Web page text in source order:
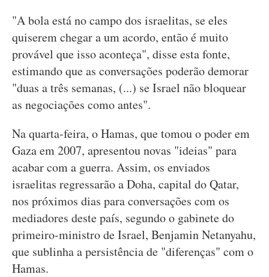
"A bola está no campo dos israelitas, se eles
quiserem chegar a um acordo, então é muito
provável que isso aconteça", disse esta fonte,
estimando que as conversações poderão demorar
"duas a três semanas, (...) se Israel não bloquear
as negociações como antes".
Na quarta-feira, o Hamas, que tomou o poder em
Gaza em 2007, apresentou novas "ideias" para
acabar com a guerra. Assim, os enviados
israelitas regressarão a Doha, capital do Qatar,
nos próximos dias para conversações com os
mediadores deste país, segundo o gabinete do
primeiro-ministro de Israel, Benjamin Netanyahu,
que sublinha a persistência de "diferenças" com o
Hamas.